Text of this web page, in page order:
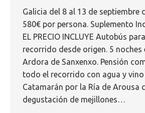
Galicia del 8 al 13 de septiembre
580€ por persona. Suplemento
EL PRECIO INCLUYE Autobús
recorrido desde origen. 5 noches
Ardora de Sanxenxo. Pensión
todo el recorrido con agua y
Catamarán por la Ría de Arousa
degustación de mejillones…